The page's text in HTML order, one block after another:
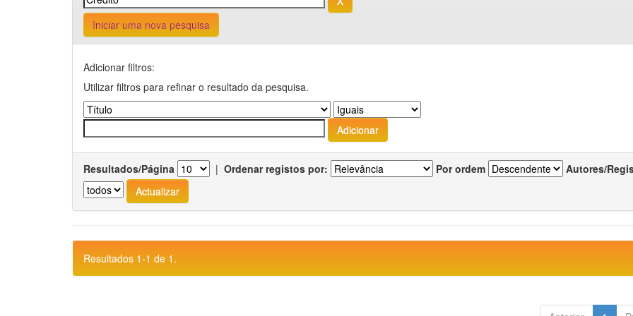
Iniciar uma nova pesquisa
Adicionar filtros:
Utilizar filtros para refinar o resultado da pesquisa.
Resultados/Página | Ordenar registos por: Por ordem Autores/
Resultados 1-1 de 1.